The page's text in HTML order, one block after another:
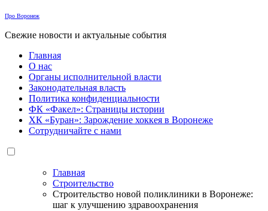
Про Воронеж
Свежие новости и актуальные события
Главная
О нас
Органы исполнительной власти
Законодательная власть
Политика конфиденциальности
ФК «Факел»: Страницы истории
ХК «Буран»: Зарождение хоккея в Воронеже
Сотрудничайте с нами
Главная
Строительство
Строительство новой поликлиники в Воронеже:
шаг к улучшению здравоохранения